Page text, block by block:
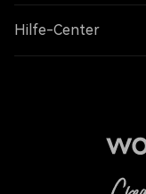
Hilfe-Center